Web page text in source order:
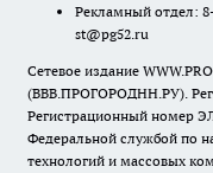
Рекламный отдел:
st@pg52.ru
Сетевое издание
(ВВВ.ПРОГОРОДНН.РУ).
Регистрационный номер
Федеральной службой по
технологий и массовых